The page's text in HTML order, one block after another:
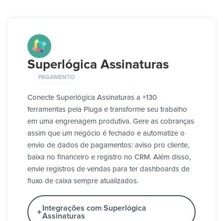
Superlógica Assinaturas
PAGAMENTO
Conecte Superlógica Assinaturas a +130
ferramentas pela Pluga e transforme seu trabalho
em uma engrenagem produtiva. Gere as cobranças
assim que um negócio é fechado e automatize o
envio de dados de pagamentos: aviso pro cliente,
baixa no financeiro e registro no CRM. Além disso,
envie registros de vendas para ter dashboards de
fluxo de caixa sempre atualizados.
Integrações com Superlógica
Assinaturas